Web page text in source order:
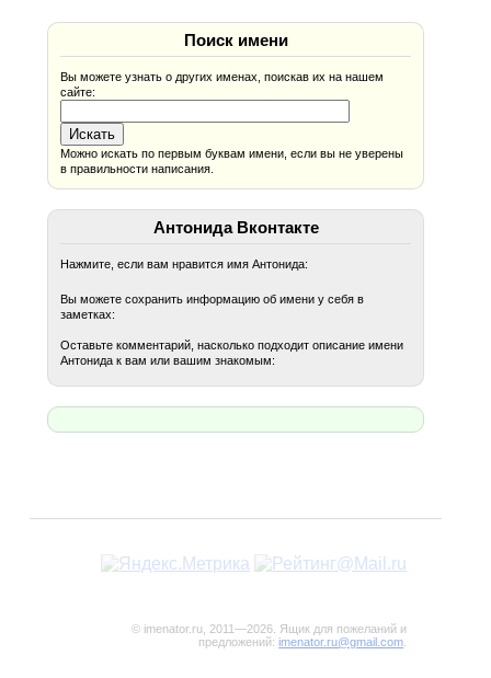
Поиск имени
Вы можете узнать о других именах, поискав их на нашем
сайте:
Можно искать по первым буквам имени, если вы не уверены
в правильности написания.
Антонида Вконтакте
Нажмите, если вам нравится имя Антонида:
Вы можете сохранить информацию об имени у себя в
заметках:
Оставьте комментарий, насколько подходит описание имени
Антонида к вам или вашим знакомым:
© imenator.ru, 2011—2026. Ящик для пожеланий и
предложений:imenator.ru@gmail.com